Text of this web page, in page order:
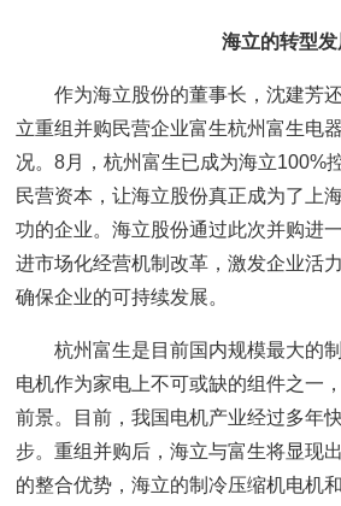
海立的转型发
作为海立股份的董事长，沈建芳
立重组并购民营企业富生杭州富生电
况。8月，杭州富生已成为海立100%
民营资本，让海立股份真正成为了上
功的企业。海立股份通过此次并购进
进市场化经营机制改革，激发企业活
确保企业的可持续发展。
杭州富生是目前国内规模最大的
电机作为家电上不可或缺的组件之一
前景。目前，我国电机产业经过多年
步。重组并购后，海立与富生将显现
的整合优势，海立的制冷压缩机电机